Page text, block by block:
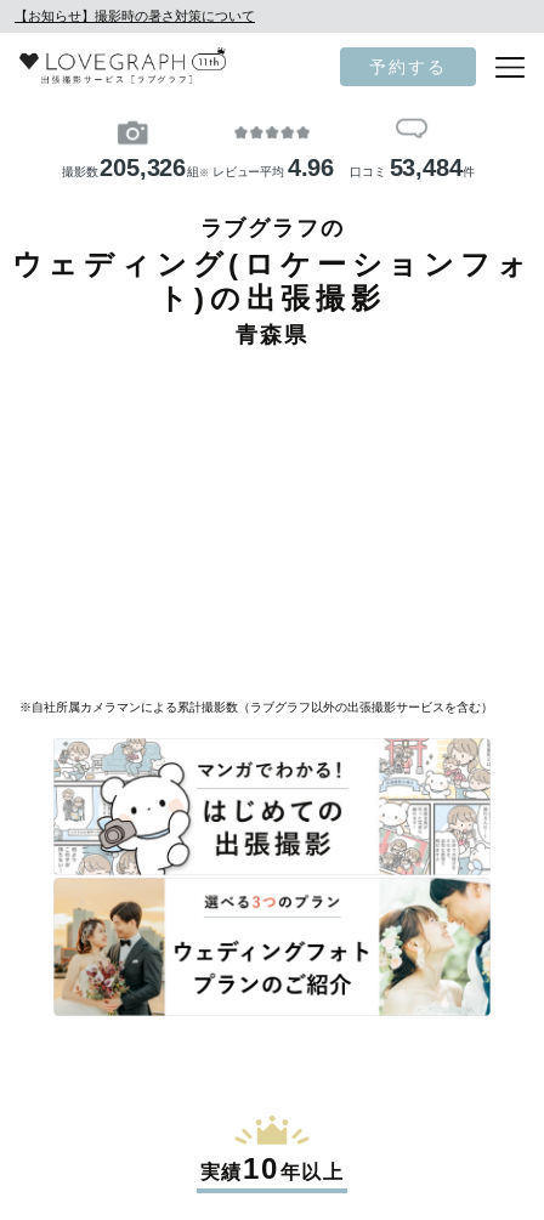
【お知らせ】撮影時の暑さ対策について
予約する
撮影数205,326組 ※ レビュー平均 4.96 口コミ 53,484件
ラブグラフの
ウェディング(ロケーションフォ
ト)の出張撮影
青森県
※自社所属カメラマンによる累計撮影数（ラブグラフ以外の出張撮影サービスを含む）
実績10年以上